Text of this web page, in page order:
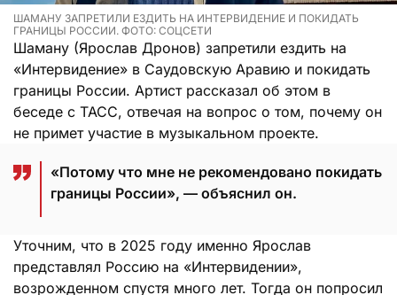
ШАМАНУ ЗАПРЕТИЛИ ЕЗДИТЬ НА ИНТЕРВИДЕНИЕ И ПОКИДАТЬ
ГРАНИЦЫ РОССИИ. ФОТО: СОЦСЕТИ
Шаману (Ярослав Дронов) запретили ездить на
«Интервидение» в Саудовскую Аравию и покидать
границы России. Артист рассказал об этом в
беседе с ТАСС, отвечая на вопрос о том, почему он
не примет участие в музыкальном проекте.
«Потому что мне не рекомендовано покидать
границы России», — объяснил он.
Уточним, что в 2025 году именно Ярослав
представлял Россию на «Интервидении»,
возрожденном спустя много лет. Тогда он попросил